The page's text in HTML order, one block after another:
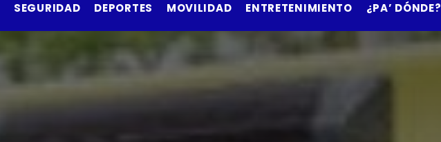
SEGURIDAD DEPORTES MOVILIDAD ENTRETENIMIENTO ¿PA’ DÓNDE?